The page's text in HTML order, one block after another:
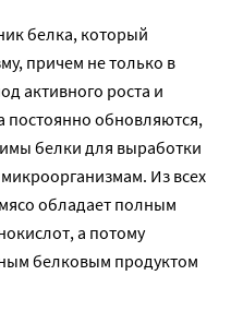
белка, который
причем не только в
активного роста и
постоянно обновляются,
белки для выработки
Из всех
обладает полным
а потому
белковым продуктом